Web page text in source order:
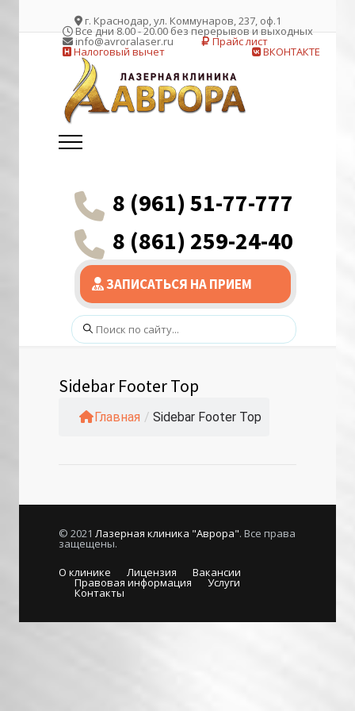
г. Краснодар, ул. Коммунаров, 237, оф.1
Все дни 8.00 - 20.00 без перерывов и выходных
info@avroralaser.ru Прайс лист
Налоговый вычет ВКОНТАКТЕ
8 (961) 51-77-777
8 (861) 259-24-40
ЗАПИСАТЬСЯ НА ПРИЕМ
Поиск:
Sidebar Footer Top
Главная / Sidebar Footer Top
© 2021 Лазерная клиника "Аврора". Все права
защещены.
О клинике
Лицензия Вакансии
Правовая информация Услуги
Контакты